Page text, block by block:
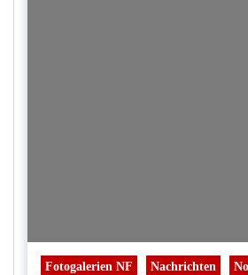
Fotogalerien NF Nachrichten